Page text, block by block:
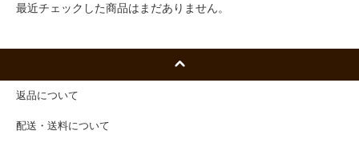
最近チェックした商品はまだありません。
返品について
配送・送料について